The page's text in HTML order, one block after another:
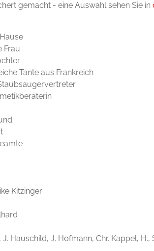
gemacht - eine Auswahl sehen Sie in
Frau
Tante aus Frankreich
Kitzinger
Hauschild, J. Hofmann, Chr. Kappel, H.,